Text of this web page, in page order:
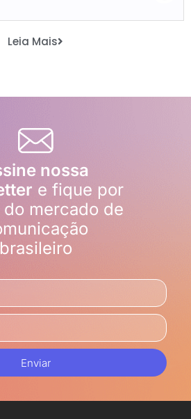
Leia Mais
nossa
e fique por
mercado de
brasileiro
Enviar